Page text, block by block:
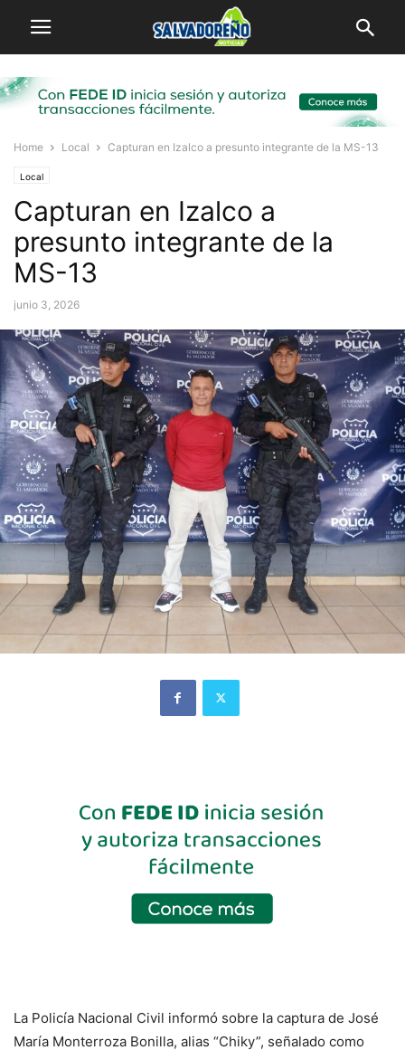
Home Local Capturan en Izalco a presunto integrante de la MS-13
Local
Capturan en Izalco a
presunto integrante de la
MS-13
junio 3, 2026
La Policía Nacional Civil informó sobre la captura de José
María Monterroza Bonilla, alias “Chiky”, señalado como